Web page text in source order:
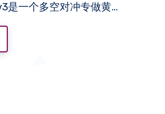
是一个多空对冲专做黄…